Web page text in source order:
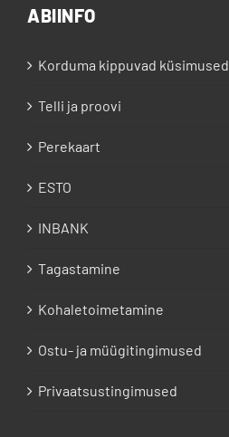
ABIINFO
Korduma kippuvad küsimused
Telli ja proovi
Perekaart
ESTO
INBANK
Tagastamine
Kohaletoimetamine
Ostu- ja müügitingimused
Privaatsustingimused